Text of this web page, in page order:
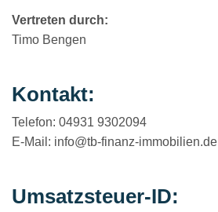
Vertreten durch:
Timo Bengen
Kontakt:
Telefon: 04931 9302094
E-Mail: info@tb-finanz-immobilien.de
Umsatzsteuer-ID: